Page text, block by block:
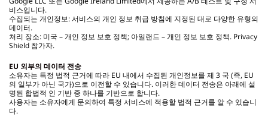
비스입니다.
수집되는 개인정보: 서비스의 개인 정보 취급 방침에 지정된 대로 다양한 유형의
데이터.
처리 장소: 미국 – 개인 정보 보호 정책; 아일랜드 – 개인 정보 보호 정책. Privacy
Shield 참가자.
EU 외부의 데이터 전송
소유자는 특정 법적 근거에 따라 EU 내에서 수집된 개인정보를 제 3 국 (즉, EU
의 일부가 아닌 국가)으로 이전할 수 있습니다. 이러한 데이터 전송은 아래에 설
명된 합법적 인 기반 중 하나를 기반으로 합니다.
사용자는 소유자에게 문의하여 특정 서비스에 적용할 법적 근거를 알 수 있습니
다.